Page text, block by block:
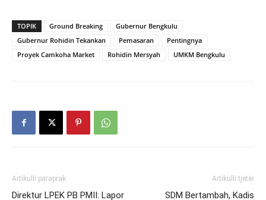
TOPIK Ground Breaking
Gubernur Bengkulu
Gubernur Rohidin Tekankan
Pemasaran
Pentingnya
Proyek Camkoha Market
Rohidin Mersyah UMKM Bengkulu
Artikulli paraprak
Direktur LPEK PB PMII: Lapor
Artikulli tjetër
SDM Bertambah, Kadis